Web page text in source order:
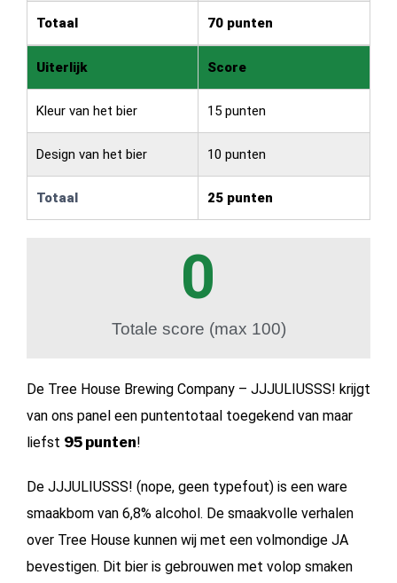
Totaal 70 punten
Uiterlijk Score
Kleur van het bier 15 punten
Design van het bier 10 punten
Totaal 25 punten
Totale score (max 100)
0
De Tree House Brewing Company – JJJULIUSSS! krijgt
van ons panel een puntentotaal toegekend van maar
liefst 95 punten!
De JJJULIUSSS! (nope, geen typefout) is een ware
smaakbom van 6,8% alcohol. De smaakvolle verhalen
over Tree House kunnen wij met een volmondige JA
bevestigen. Dit bier is gebrouwen met volop smaken